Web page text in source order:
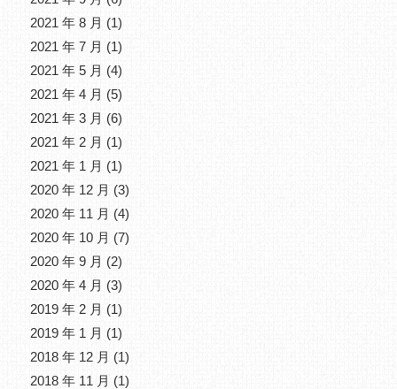
2021 年 8 月 (1)
2021 年 7 月 (1)
2021 年 5 月 (4)
2021 年 4 月 (5)
2021 年 3 月 (6)
2021 年 2 月 (1)
2021 年 1 月 (1)
2020 年 12 月 (3)
2020 年 11 月 (4)
2020 年 10 月 (7)
2020 年 9 月 (2)
2020 年 4 月 (3)
2019 年 2 月 (1)
2019 年 1 月 (1)
2018 年 12 月 (1)
2018 年 11 月 (1)